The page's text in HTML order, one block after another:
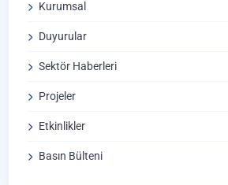
Kurumsal
Duyurular
Sektör Haberleri
Projeler
Etkinlikler
Basın Bülteni